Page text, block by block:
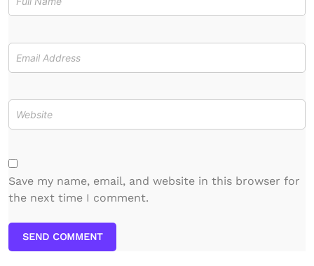
Save my name, email, and website in this browser for
the next time I comment.
SEND COMMENT